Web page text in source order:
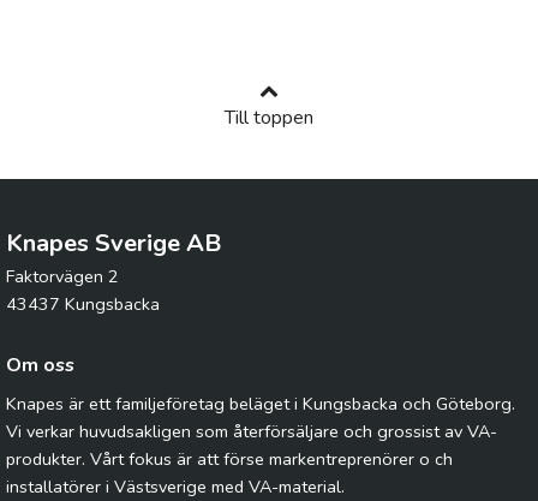
Till toppen
Knapes Sverige AB
Faktorvägen 2
43437 Kungsbacka
Om oss
Knapes är ett familjeföretag beläget i Kungsbacka och Göteborg.
Vi verkar huvudsakligen som återförsäljare och grossist av VA-
produkter. Vårt fokus är att förse markentreprenörer o ch
installatörer i Västsverige med VA-material.